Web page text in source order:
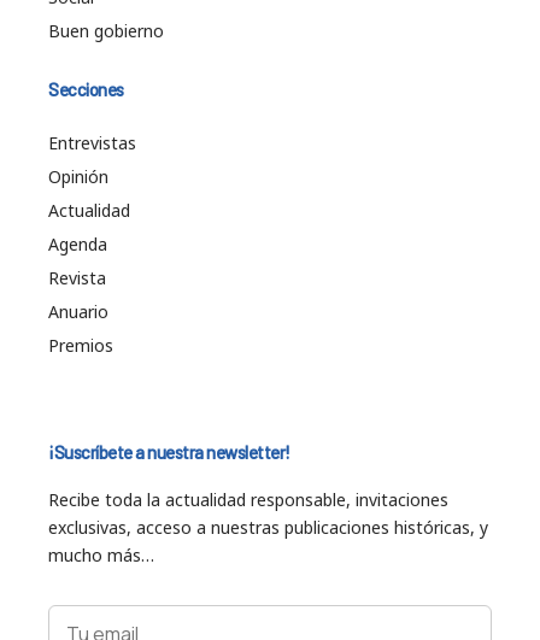
Buen gobierno
Secciones
Entrevistas
Opinión
Actualidad
Agenda
Revista
Anuario
Premios
¡Suscríbete a nuestra newsletter!
Recibe toda la actualidad responsable, invitaciones
exclusivas, acceso a nuestras publicaciones históricas, y
mucho más…